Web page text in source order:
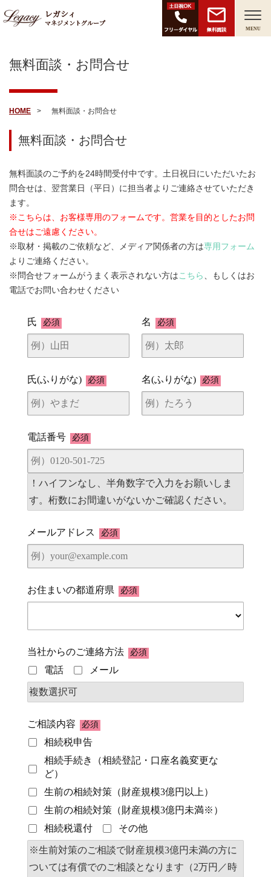
レガシィ
マネジメントグループ
無料面談 MENU
無料面談・お問合せ
HOME 無料面談・お問合せ
無料面談・お問合せ
無料面談のご予約を24時間受付中です。土日祝日にいただいたお
問合せは、翌営業日（平日）に担当者よりご連絡させていただき
ます。
※こちらは、お客様専用のフォームです。営業を目的としたお問
合せはご遠慮ください。
※取材・掲載のご依頼など、メディア関係者の方は専用フォーム
よりご連絡ください。
※問合せフォームがうまく表示されない方はこちら
、もしくはお
電話でお問い合わせください